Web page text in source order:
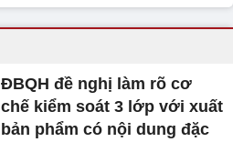
ĐBQH đề nghị làm rõ cơ
chế kiểm soát 3 lớp với xuất
bản phẩm có nội dung đặc